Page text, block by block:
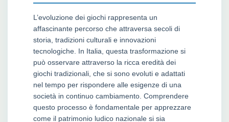
L’evoluzione dei giochi rappresenta un
affascinante percorso che attraversa secoli di
storia, tradizioni culturali e innovazioni
tecnologiche. In Italia, questa trasformazione si
può osservare attraverso la ricca eredità dei
giochi tradizionali, che si sono evoluti e adattati
nel tempo per rispondere alle esigenze di una
società in continuo cambiamento. Comprendere
questo processo è fondamentale per apprezzare
come il patrimonio ludico nazionale si sia